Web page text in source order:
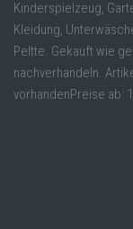
Kinderspielzeug,
Kleidung,
Peltte. Gekauft wie
nachverhandeln.
vorhandenPreise ab: